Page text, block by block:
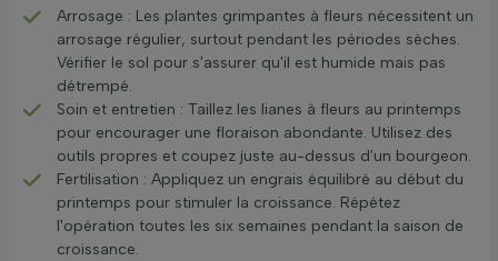
Arrosage : Les plantes grimpantes à fleurs nécessitent un
arrosage régulier, surtout pendant les périodes sèches.
Vérifier le sol pour s'assurer qu'il est humide mais pas
détrempé.
Soin et entretien : Taillez les lianes à fleurs au printemps
pour encourager une floraison abondante. Utilisez des
outils propres et coupez juste au-dessus d'un bourgeon.
Fertilisation : Appliquez un engrais équilibré au début du
printemps pour stimuler la croissance. Répétez
l'opération toutes les six semaines pendant la saison de
croissance.